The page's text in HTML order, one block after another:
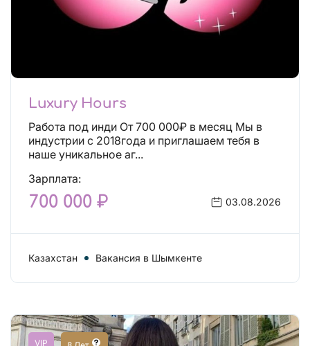
Luxury Hours
Работа под инди От 700 000₽ в месяц Мы в
индустрии с 2018года и приглашаем тебя в
наше уникальное аг...
Зарплата:
700 000 ₽ 03.08.2026
Казахстан Вакансия в Шымкенте
VIP